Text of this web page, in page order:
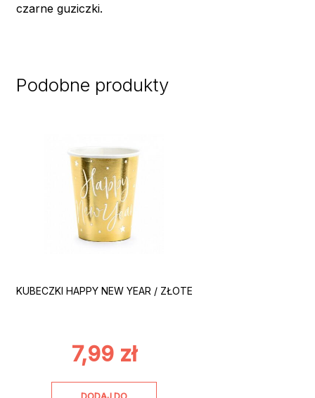
czarne guziczki.
Podobne produkty
KUBECZKI HAPPY NEW YEAR / ZŁOTE
7,99 zł